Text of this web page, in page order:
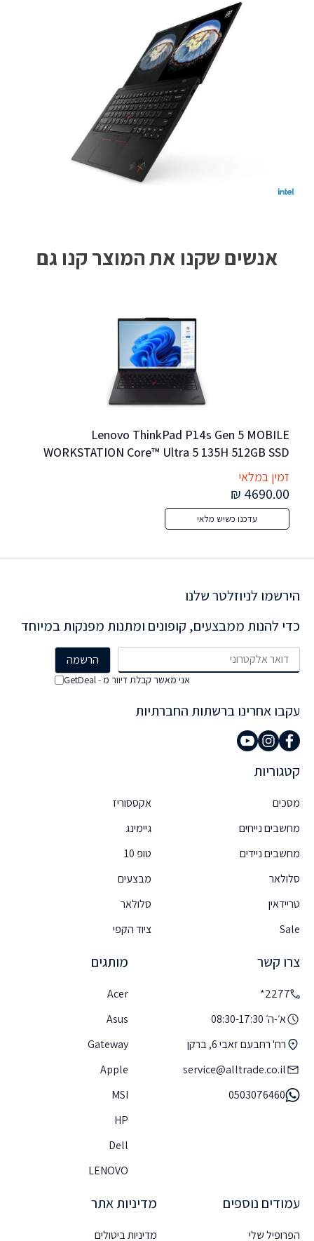
אנשים שקנו את המוצר קנו גם
OPEN BOX
זמין במלאי
4690.00 ₪
עדכנו כשיש מלאי
קטגוריות
מסכים
מחשבים נייחים
מחשבים ניידים
סלולאר
טריידאין
Sale
אקססוריז
גיימינג
טופ 10
מבצעים
סלולאר
ציוד הקפי
מותגים
Acer
Asus
Gateway
Apple
MSI
HP
Dell
LENOVO
עמודים נוספים
הפרופיל שלי
צרו קשר
2277*
א׳-ה׳ 08:30-17:30
רח' רחבעם זאבי 6, ברקן
service@alltrade.co.il
0503076460
מדיניות אתר
מדיניות ביטולים
הירשמו לניוזלטר שלנו
כדי להנות ממבצעים, קופונים ומתנות מפנקות במיוחד
אני מאשר קבלת דיוור מ - GetDeal
עקבו אחרינו ברשתות החברתיות